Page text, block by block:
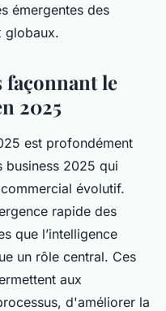
émergentes des
globaux.
façonnant le
2025
est profondément
business 2025 qui
évolutif.
rapide des
que l’intelligence
un rôle central. Ces
aux
d'améliorer la